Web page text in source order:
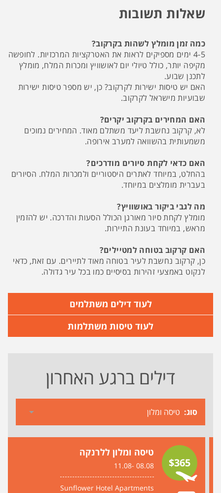
שאלות תשובות
כמה זמן מומלץ לשהות בקרקוב?
4-5 ימים מספיקים לראות את האטרקציות המרכזיות. לחופשה
מקיפה יותר, כולל טיולי יום לאושוויץ ומכרות המלח, מומלץ
לתכנן שבוע.
האם יש טיסות ישירות לקרקוב? כן, יש מספר טיסות ישירות
שבועיות מישראל לקרקוב.
האם המחירים בקרקוב יקרים?
לא, קרקוב נחשבת ליעד משתלם מאוד. המחירים נמוכים
משמעותית בהשוואה למערב אירופה.
האם כדאי לקחת סיורים מודרכים?
בהחלט, במיוחד לאתרים היסטוריים ולמכרות המלח. הסיורים
בעברית מומלצים במיוחד.
מה לגבי ביקור באושוויץ?
מומלץ לקחת סיור מאורגן הכולל הסעות והדרכה. יש להזמין
מראש, במיוחד בעונת התיירות.
האם קרקוב בטוחה למטיילים?
כן, קרקוב נחשבת לעיר בטוחה מאוד לתיירים. עם זאת, כדאי
לנקוט באמצעי זהירות בסיסיים כמו בכל עיר גדולה.
לעוד דילים משתלמים
לעוד טיסות משתלמות
דילים ברגע האחרון
סוג
$365
טיסה ומלון ללרנקה
08.08 -11.08
Sunflower Hotel Apartments